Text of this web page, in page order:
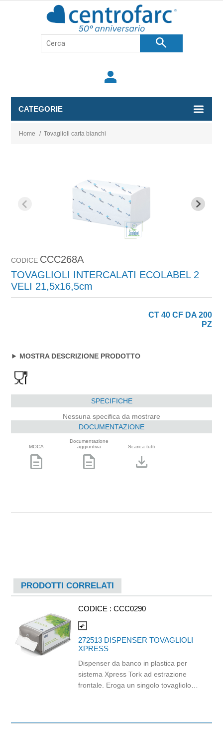
search
person
CATEGORIE
Home / Tovaglioli carta bianchi
CODICE CCC268A
TOVAGLIOLI INTERCALATI ECOLABEL 2
VELI 21,5x16,5cm
CT 40 CF DA 200
PZ
MOSTRA DESCRIZIONE PRODOTTO
SPECIFICHE
Nessuna specifica da mostrare
DOCUMENTAZIONE
MOCA
description
Documentazione
aggiuntiva
description
Scarica tutti
download
PRODOTTI CORRELATI
CODICE : CCC0290
compare_arrows
272513 DISPENSER TOVAGLIOLI
XPRESS
Dispenser da banco in plastica per
sistema Xpress Tork ad estrazione
frontale. Eroga un singolo tovagliolo